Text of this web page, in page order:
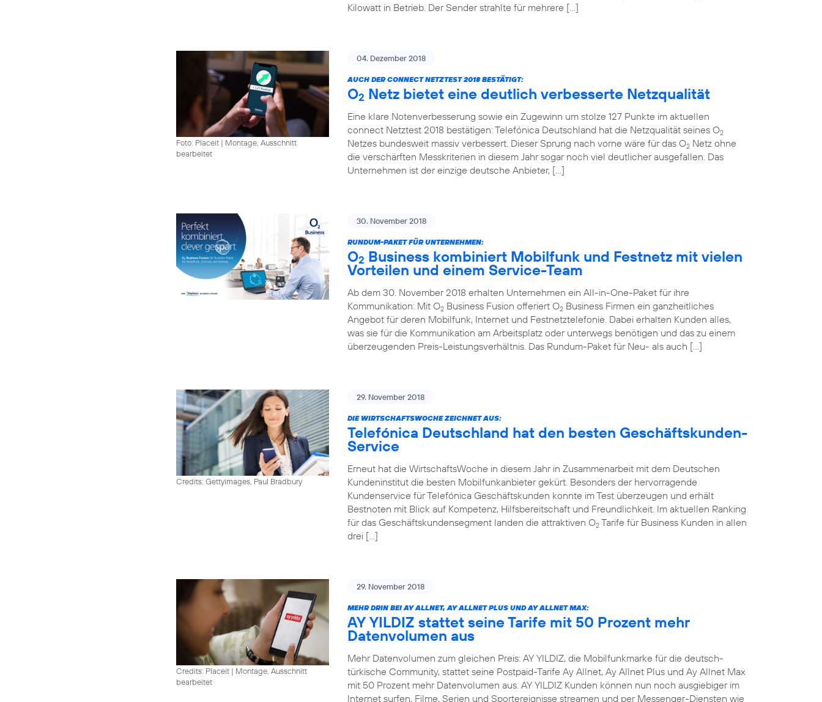
Kilowatt in Betrieb. Der Sender strahlte für mehrere […]
Foto: Placeit | Montage, Ausschnitt
bearbeitet
04. Dezember 2018
AUCH DER CONNECT NETZTEST 2018 BESTÄTIGT:
O2 Netz bietet eine deutlich verbesserte Netzqualität
Eine klare Notenverbesserung sowie ein Zugewinn um stolze 127 Punkte im aktuellen
connect Netztest 2018 bestätigen: Telefónica Deutschland hat die Netzqualität seines O2
Netzes bundesweit massiv verbessert. Dieser Sprung nach vorne wäre für das O2 Netz ohne
die verschärften Messkriterien in diesem Jahr sogar noch viel deutlicher ausgefallen. Das
Unternehmen ist der einzige deutsche Anbieter, […]
30. November 2018
RUNDUM-PAKET FÜR UNTERNEHMEN:
O2 Business kombiniert Mobilfunk und Festnetz mit vielen
Vorteilen und einem Service-Team
Ab dem 30. November 2018 erhalten Unternehmen ein All-in-One-Paket für ihre
Kommunikation: Mit O2 Business Fusion offeriert O2 Business Firmen ein ganzheitliches
Angebot für deren Mobilfunk, Internet und Festnetztelefonie. Dabei erhalten Kunden alles,
was sie für die Kommunikation am Arbeitsplatz oder unterwegs benötigen und das zu einem
überzeugenden Preis-Leistungsverhältnis. Das Rundum-Paket für Neu- als auch […]
Credits: Gettyimages, Paul Bradbury
29. November 2018
DIE WIRTSCHAFTSWOCHE ZEICHNET AUS:
Telefónica Deutschland hat den besten Geschäftskunden-
Service
Erneut hat die WirtschaftsWoche in diesem Jahr in Zusammenarbeit mit dem Deutschen
Kundeninstitut die besten Mobilfunkanbieter gekürt. Besonders der hervorragende
Kundenservice für Telefónica Geschäftskunden konnte im Test überzeugen und erhält
Bestnoten mit Blick auf Kompetenz, Hilfsbereitschaft und Freundlichkeit. Im aktuellen Ranking
für das Geschäftskundensegment landen die attraktiven O2 Tarife für Business Kunden in allen
drei […]
Credits: Placeit | Montage, Ausschnitt
bearbeitet
29. November 2018
MEHR DRIN BEI AY ALLNET, AY ALLNET PLUS UND AY ALLNET MAX:
AY YILDIZ stattet seine Tarife mit 50 Prozent mehr
Datenvolumen aus
Mehr Datenvolumen zum gleichen Preis: AY YILDIZ, die Mobilfunkmarke für die deutsch-
türkische Community, stattet seine Postpaid-Tarife Ay Allnet, Ay Allnet Plus und Ay Allnet Max
mit 50 Prozent mehr Datenvolumen aus. AY YILDIZ Kunden können nun noch ausgiebiger im
Internet surfen, Filme, Serien und Sportereignisse streamen und per Messenger-Diensten wie